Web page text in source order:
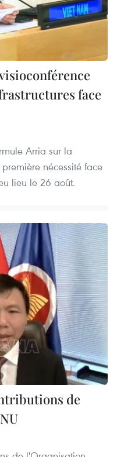
face
Arria sur la
nécessité face
lieu le 26 août.
de